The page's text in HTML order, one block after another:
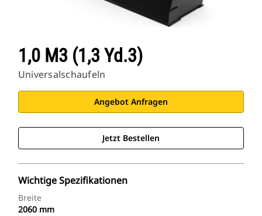
1,0 M3 (1,3 Yd.3)
Universalschaufeln
Angebot Anfragen
Jetzt Bestellen
Wichtige Spezifikationen
Breite
2060 mm